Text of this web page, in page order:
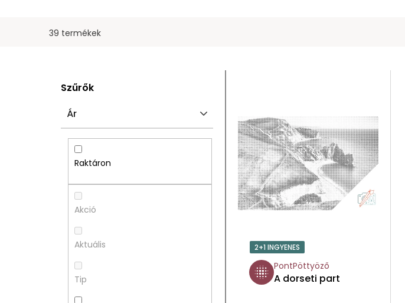
39 termékek
O
D
Szűrők
Ár
Raktáron
Akció
Aktuális
Tip
M
K
2+1 INGYENES
PontPöttyöző
A dorseti part